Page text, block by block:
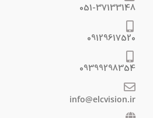
051-37133148
09129617520
09399298354
info@elcvision.ir